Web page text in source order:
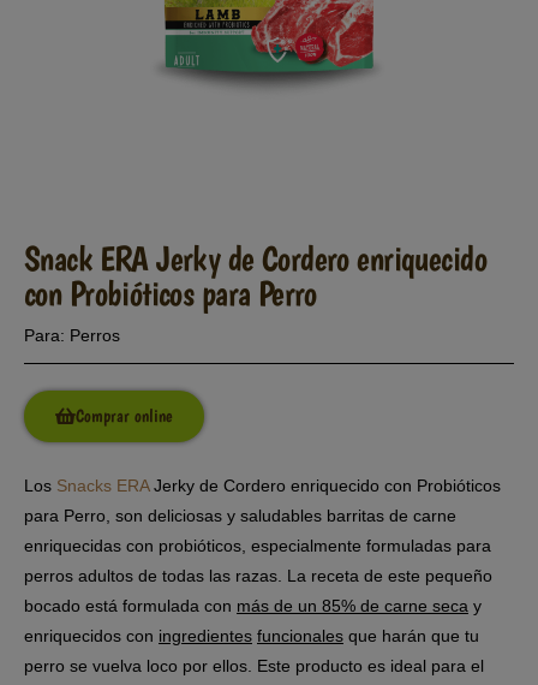
Snack ERA Jerky de Cordero enriquecido
con Probióticos para Perro
Para: Perros
Comprar online
Los Snacks ERAJerky de Cordero enriquecido con Probióticos
para Perro, son deliciosas y saludables barritas de carne
enriquecidas con probióticos, especialmente formuladas para
perros adultos de todas las razas. La receta de este pequeño
bocado está formulada con más de un 85% de carne seca y
enriquecidos con ingredientes funcionales que harán que tu
perro se vuelva loco por ellos. Este producto es ideal para el